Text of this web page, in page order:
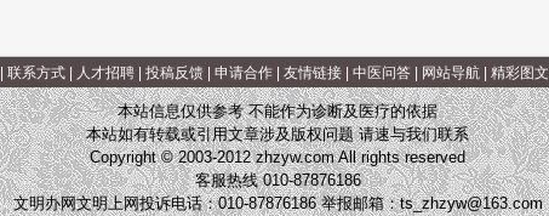
联系方式| 人才招聘| 投稿反馈| 申请合作| 友情链接| 中医问答| 网站导航| 精彩图文
本站信息仅供参考 不能作为诊断及医疗的依据
本站如有转载或引用文章涉及版权问题 请速与我们联系
Copyright © 2003-2012 zhzyw.com All rights reserved
客服热线 010-87876186
文明办网文明上网投诉电话：010-87876186 举报邮箱：ts_zhzyw@163.com